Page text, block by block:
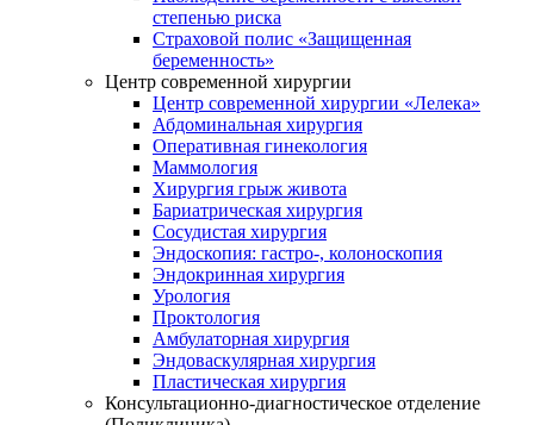
степенью риска
Страховой полис «Защищенная
беременность»
Центр современной хирургии
Центр современной хирургии «Лелека»
Абдоминальная хирургия
Оперативная гинекология
Маммология
Хирургия грыж живота
Бариатрическая хирургия
Сосудистая хирургия
Эндоскопия: гастро-, колоноскопия
Эндокринная хирургия
Урология
Проктология
Амбулаторная хирургия
Эндоваскулярная хирургия
Пластическая хирургия
Консультационно-диагностическое отделение